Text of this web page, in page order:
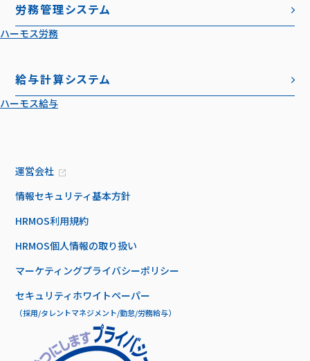
労務管理システム
ハーモス労務
給与計算システム
ハーモス給与
運営会社
情報セキュリティ基本方針
HRMOS利用規約
HRMOS個人情報の取り扱い
マーケティングプライバシーポリシー
セキュリティホワイトペーパー
（採用/タレントマネジメント/勤怠/労務給与）